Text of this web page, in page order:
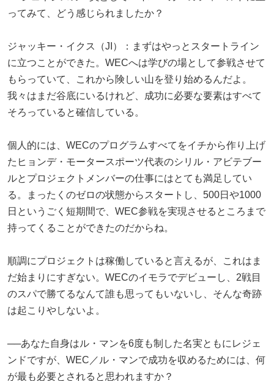
ってみて、どう感じられましたか？
ジャッキー・イクス（JI）：まずはやっとスタートライン
に立つことができた。WECへは学びの場として参戦させて
もらっていて、これから険しい山を登り始めるんだよ。
我々はまだ谷底にいるけれど、成功に必要な要素はすべて
そろっていると確信している。
個人的には、WECのプログラムすべてをイチから作り上げ
たヒョンデ・モータースポーツ代表のシリル・アビテブー
ルとプロジェクトメンバーの仕事にはとても満足してい
る。まったくのゼロの状態からスタートし、500日や1000
日というごく短期間で、WEC参戦を実現させるところまで
持ってくることができたのだからね。
順調にプロジェクトは稼働していると言えるが、これはま
だ始まりにすぎない。WECのイモラでデビューし、2戦目
のスパで勝てるなんて誰も思ってもいないし、そんな奇跡
は起こりやしないよ。
──あなた自身はル・マンを6度も制した名実ともにレジェ
ンドですが、WEC／ル・マンで成功を収めるためには、何
が最も必要とされると思われますか？